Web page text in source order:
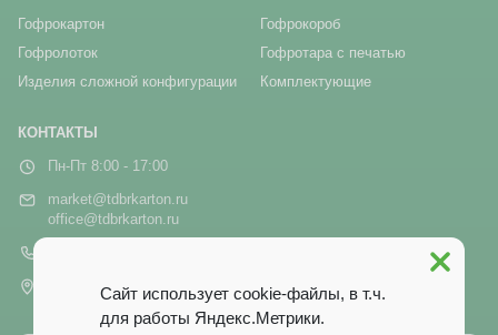
Гофрокартон
Гофрокороб
Гофролоток
Гофротара с печатью
Изделия сложной конфигурации
Комплектующие
КОНТАКТЫ
Пн-Пт 8:00 - 17:00
market@tdbrkarton.ru
office@tdbrkarton.ru
г. Брянск, рп Белые Берега,
ул. Белобережская, 1А
Сайт использует cookie-файлы, в т.ч.
для работы Яндекс.Метрики.